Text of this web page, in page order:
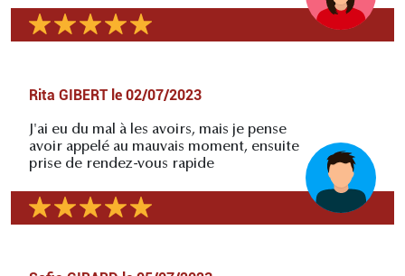
Rita GIBERT le 02/07/2023
J'ai eu du mal à les avoirs, mais je pense
avoir appelé au mauvais moment, ensuite
prise de rendez-vous rapide